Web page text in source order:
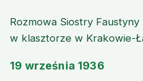
Rozmowa Siostry
w klasztorze w Krakowie-
19 września 1936